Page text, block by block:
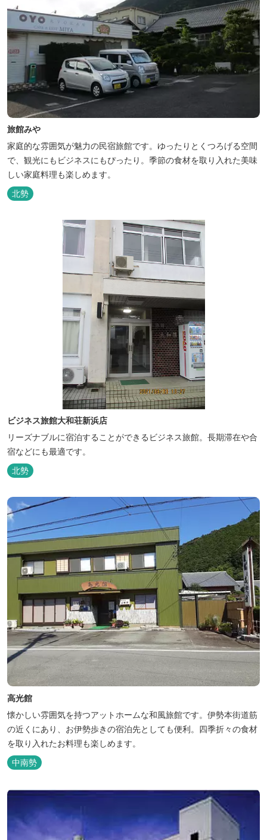
旅館みや
家庭的な雰囲気が魅力の民宿旅館です。ゆったりとくつろげる空間
で、観光にもビジネスにもぴったり。季節の食材を取り入れた美味
しい家庭料理も楽しめます。
北勢
ビジネス旅館大和荘新浜店
リーズナブルに宿泊することができるビジネス旅館。長期滞在や合
宿などにも最適です。
北勢
高光館
懐かしい雰囲気を持つアットホームな和風旅館です。伊勢本街道筋
の近くにあり、お伊勢歩きの宿泊先としても便利。四季折々の食材
を取り入れたお料理も楽しめます。
中南勢